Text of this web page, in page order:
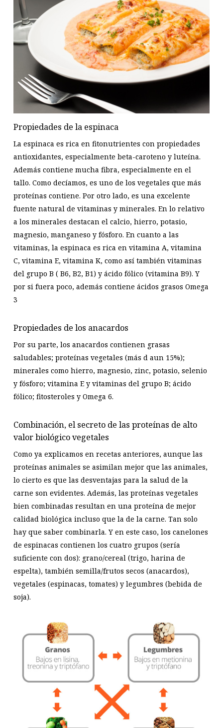
Propiedades de la espinaca
La espinaca es rica en fitonutrientes con propiedades
antioxidantes, especialmente beta-caroteno y luteína.
Además contiene mucha fibra, especialmente en el
tallo. Como decíamos, es uno de los vegetales que más
proteínas contiene. Por otro lado, es una excelente
fuente natural de vitaminas y minerales. En lo relativo
a los minerales destacan el calcio, hierro, potasio,
magnesio, manganeso y fósforo. En cuanto a las
vitaminas, la espinaca es rica en vitamina A, vitamina
C, vitamina E, vitamina K, como así también vitaminas
del grupo B ( B6, B2, B1) y ácido fólico (vitamina B9). Y
por si fuera poco, además contiene ácidos grasos Omega
3
Propiedades de los anacardos
Por su parte, los anacardos contienen grasas
saludables; proteínas vegetales (más d aun 15%);
minerales como hierro, magnesio, zinc, potasio, selenio
y fósforo; vitamina E y vitaminas del grupo B; ácido
fólico; fitosteroles y Omega 6.
Combinación, el secreto de las proteínas de alto
valor biológico vegetales
Como ya explicamos en recetas anteriores, aunque las
proteínas animales se asimilan mejor que las animales,
lo cierto es que las desventajas para la salud de la
carne son evidentes. Además, las proteínas vegetales
bien combinadas resultan en una proteína de mejor
calidad biológica incluso que la de la carne. Tan solo
hay que saber combinarla. Y en este caso, los canelones
de espinacas contienen los cuatro grupos (sería
suficiente con dos): grano/cereal (trigo, harina de
espelta), también semilla/frutos secos (anacardos),
vegetales (espinacas, tomates) y legumbres (bebida de
soja).